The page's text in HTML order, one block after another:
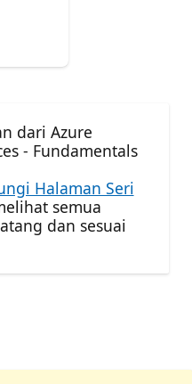
dari Azure
- Fundamentals
Halaman Seri
semua
dan sesuai